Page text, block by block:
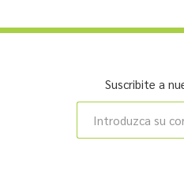
Suscribite a